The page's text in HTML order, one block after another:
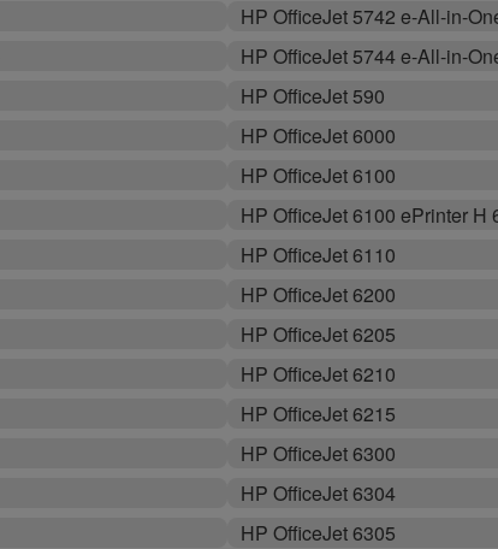
HP OfficeJet 5742 e-All-in-
HP OfficeJet 5744 e-All-in-
HP OfficeJet 590
HP OfficeJet 6000
HP OfficeJet 6100
HP OfficeJet 6100 ePrinter H
HP OfficeJet 6110
HP OfficeJet 6200
HP OfficeJet 6205
HP OfficeJet 6210
HP OfficeJet 6215
HP OfficeJet 6300
HP OfficeJet 6304
HP OfficeJet 6305